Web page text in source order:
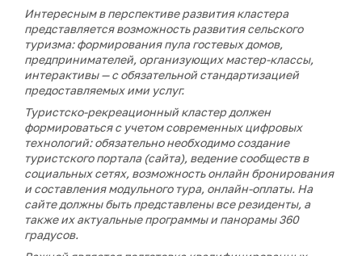
Интересным в перспективе развития кластера
представляется возможность развития сельского
туризма: формирования пула гостевых домов,
предпринимателей, организующих мастер-классы,
интерактивы — с обязательной стандартизацией
предоставляемых ими услуг.
Туристско-рекреационный кластер должен
формироваться с учетом современных цифровых
технологий: обязательно необходимо создание
туристского портала (сайта), ведение сообществ в
социальных сетях, возможность онлайн бронирования
и составления модульного тура, онлайн-оплаты. На
сайте должны быть представлены все резиденты, а
также их актуальные программы и панорамы 360
градусов.